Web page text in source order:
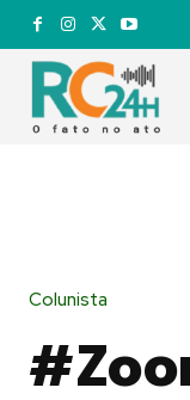
Colunista